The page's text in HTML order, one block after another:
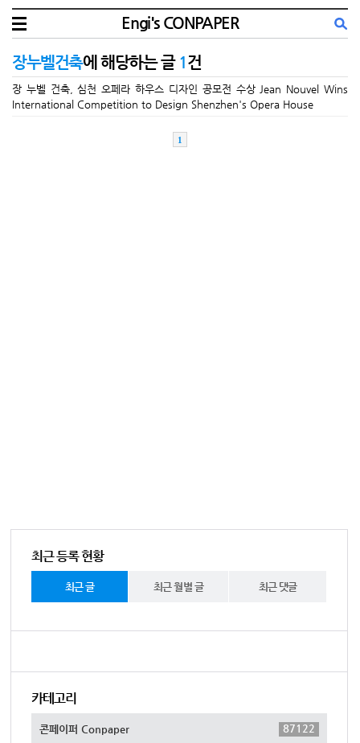
Engi's CONPAPER
장누벨건축에 해당하는 글 1건
장 누벨 건축, 심천 오페라 하우스 디자인 공모전 수상 Jean Nouvel Wins
International Competition to Design Shenzhen's Opera House
1
최근 등록 현황
최근 글 최근 월별 글 최근 댓글
카테고리
콘페이퍼 Conpaper 87122